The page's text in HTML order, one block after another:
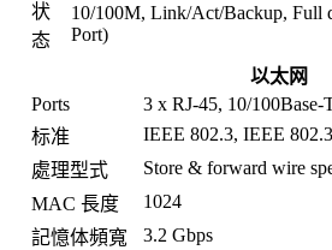
状
态
10/100M, Link/Act/Backup, Full
Port)
以太网
Ports
3 x RJ-45, 10/100Base-
标准
IEEE 802.3, IEEE
處理型式
Store & forward wire
MAC 長度
1024
記憶体頻寬
3.2 Gbps